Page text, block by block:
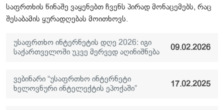
საფრთხის წინაშე ვაყენებთ ჩვენს პირად მონაცემებს, რაც
შესაბამის ყურადღებას მოითხოვს.
უსაფრთხო ინტერნეტის დღე 2026: იგი
საქართველოში უკვე მერვედ აღინიშნება
09.02.2026
ვებინარი “უსაფრთხო ინტერნეტი
ხელოვნური ინტელექტის ეპოქაში”
17.02.2025